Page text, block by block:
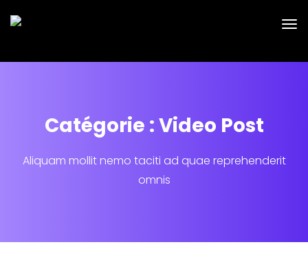
Catégorie : Video Post
Aliquam mollit nemo taciti ad quae reprehenderit
omnis